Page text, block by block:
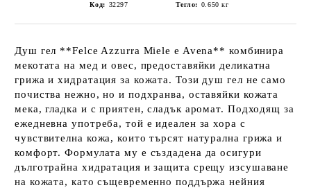
Код: 32297 Тегло: 0.650 кг
Душ гел **Felce Azzurra Miele e Avena** комбинира
мекотата на мед и овес, предоставяйки деликатна
грижа и хидратация за кожата. Този душ гел не само
почиства нежно, но и подхранва, оставяйки кожата
мека, гладка и с приятен, сладък аромат. Подходящ за
ежедневна употреба, той е идеален за хора с
чувствителна кожа, които търсят натурална грижа и
комфорт. Формулата му е създадена да осигури
дълготрайна хидратация и защита срещу изсушаване
на кожата, като същевременно поддържа нейния